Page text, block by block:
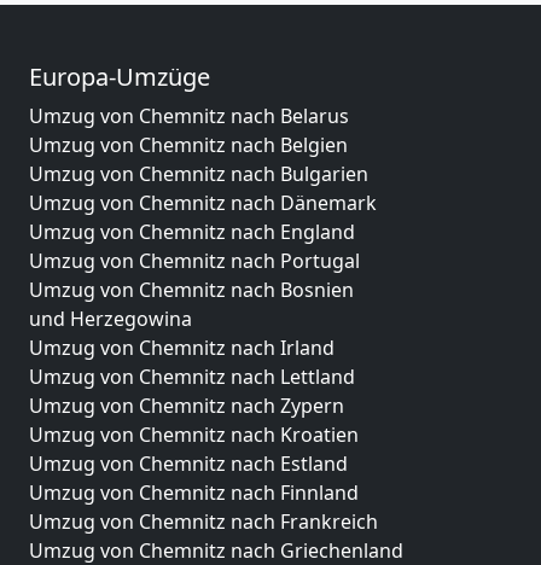
Europa-Umzüge
Umzug von Chemnitz nach Belarus
Umzug von Chemnitz nach Belgien
Umzug von Chemnitz nach Bulgarien
Umzug von Chemnitz nach Dänemark
Umzug von Chemnitz nach England
Umzug von Chemnitz nach Portugal
Umzug von Chemnitz nach Bosnien
und Herzegowina
Umzug von Chemnitz nach Irland
Umzug von Chemnitz nach Lettland
Umzug von Chemnitz nach Zypern
Umzug von Chemnitz nach Kroatien
Umzug von Chemnitz nach Estland
Umzug von Chemnitz nach Finnland
Umzug von Chemnitz nach Frankreich
Umzug von Chemnitz nach Griechenland